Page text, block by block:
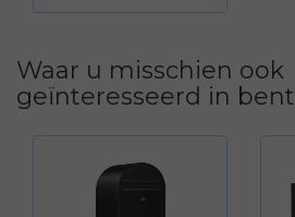
Waar u misschien ook
geïnteresseerd in bent